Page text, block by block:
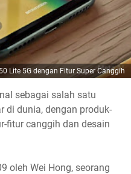
Lite 5G dengan Fitur Super Canggih
sebagai salah satu
di dunia, dengan produk-
fitur canggih dan desain
oleh Wei Hong, seorang